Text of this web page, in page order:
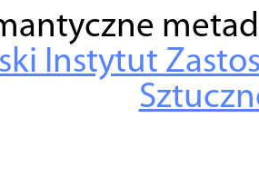
Instytut